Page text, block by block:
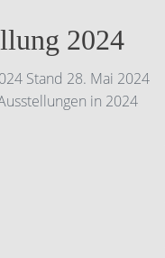
2024
Stand 28. Mai 2024
in 2024